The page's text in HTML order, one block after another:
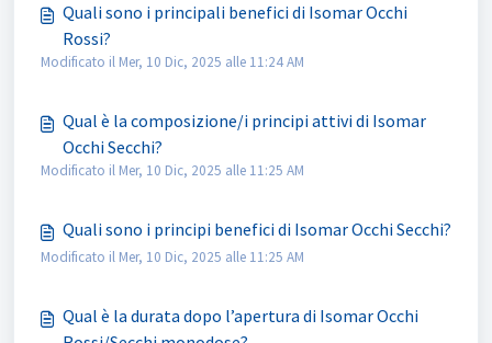
Quali sono i principali benefici di Isomar Occhi
Rossi?
Modificato il Mer, 10 Dic, 2025 alle 11:24 AM
Qual è la composizione/i principi attivi di Isomar
Occhi Secchi?
Modificato il Mer, 10 Dic, 2025 alle 11:25 AM
Quali sono i principi benefici di Isomar Occhi Secchi?
Modificato il Mer, 10 Dic, 2025 alle 11:25 AM
Qual è la durata dopo l’apertura di Isomar Occhi